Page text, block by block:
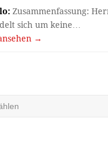
Zusammenfassung:
sich um keine…
→